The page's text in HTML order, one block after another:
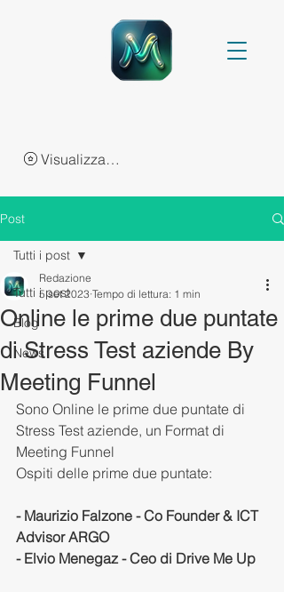
Visualizza punti
Post
Tutti i post
Blog
News
Tutti i post
Online le prime due puntate
di Stress Test aziende By
Meeting Funnel
Redazione
5 set 2023 Tempo di lettura: 1 min
Sono Online le prime due puntate di
Stress Test aziende, un Format di
Meeting Funnel
Ospiti delle prime due puntate:
- Maurizio Falzone - Co Founder & ICT
Advisor ARGO
- Elvio Menegaz - Ceo di Drive Me Up